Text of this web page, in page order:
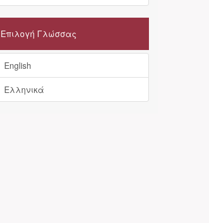
Επιλογή Γλώσσας
English
Ελληνικά